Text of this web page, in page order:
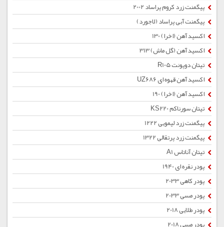
پیگمنت زرد كروم پراساد 2002
پیگمنت آبی پراساد (لاجورد)
اکسید آهن (اخرا) 130
اکسید آهن (گل ماش) 313
تیتان دوپونت R105
اکسید آهن قهوه ای UZ686
اکسید آهن (اخرا) 190
تیتان سورناکم KS220
پیگمنت زرد لیمویی 1222
پیگمنت زرد پرتقالی 1322
تیتان آناتاس A1
پودر نقره ای 1940
پودر کاهی 2033
پودر مسی 2033
پودر طلایی 2018